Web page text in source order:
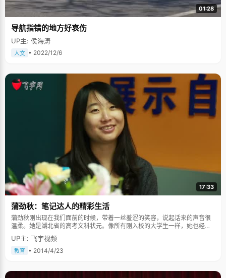
01:28
导航指错的地方好哀伤
UP主: 侯海涛
人文 • 2022/12/6
17:33
蒲劲秋：笔记达人的精彩生活
蒲劲秋刚出现在我们面前的时候，带着一丝羞涩的笑容，说起话来的声音很
温柔。她是湖北省的高考文科状元。像所有刚入校的大学生一样，她也经过
新鲜好奇迷茫调整等多种情绪后，逐渐找到了自己的定位。 妈妈是我的班主
任 在蒲劲秋看来，她和妈妈的相处方式更像是朋友，她遇见什么事情几乎都
想和妈妈说。即使到了大学，放假的时候，她也会偶尔和妈妈一起睡。 初中
UP主: 飞宇视频
教育 • 2014/4/23